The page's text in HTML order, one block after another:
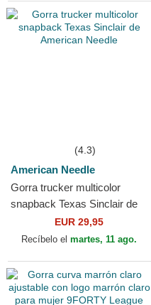
(4.3)
American Needle
Gorra trucker multicolor
snapback Texas Sinclair de
American Needle
EUR 29,95
Recíbelo el martes, 11 ago.